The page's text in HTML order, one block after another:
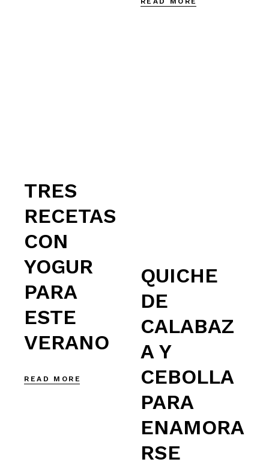
TRES
RECETAS
CON
YOGUR
PARA
ESTE
VERANO
READ MORE
QUICHE
DE
CALABAZ
A Y
CEBOLLA
PARA
ENAMORA
RSE